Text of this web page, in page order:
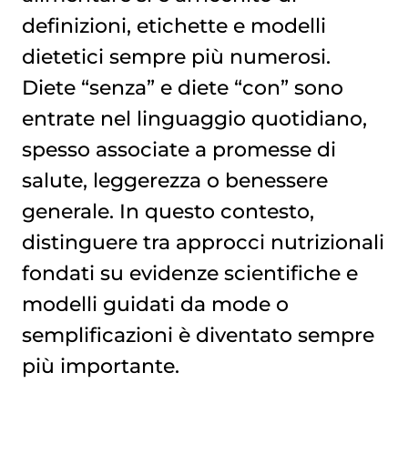
definizioni, etichette e modelli
dietetici sempre più numerosi.
Diete “senza” e diete “con” sono
entrate nel linguaggio quotidiano,
spesso associate a promesse di
salute, leggerezza o benessere
generale. In questo contesto,
distinguere tra approcci nutrizionali
fondati su evidenze scientifiche e
modelli guidati da mode o
semplificazioni è diventato sempre
più importante.